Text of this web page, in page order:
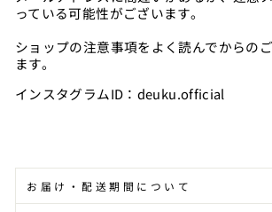
っている可能性がございます。
ショップの注意事項をよく読んでからの
ます。
インスタグラムID：deuku.official
お届け・配送期間について